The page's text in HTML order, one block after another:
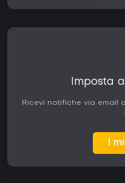
Imposta
Ricevi notifiche via email
I